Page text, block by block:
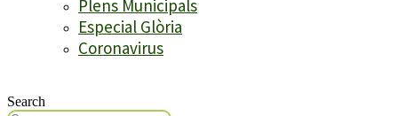
Plens Municipals
Especial Glòria
Coronavirus
Search